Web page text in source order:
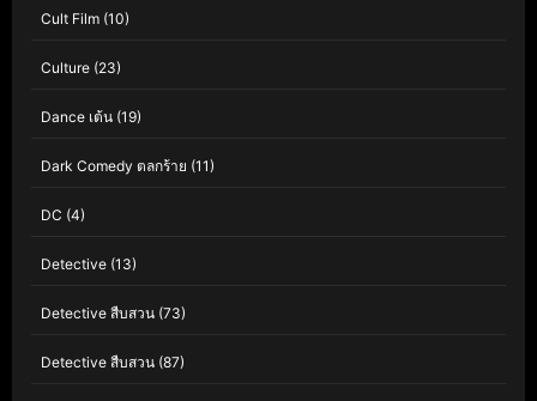
Cult Film (10)
Culture (23)
Dance เต้น (19)
Dark Comedy ตลกร้าย (11)
DC (4)
Detective (13)
Detective สืบสวน (73)
Detective สืบสวน (87)